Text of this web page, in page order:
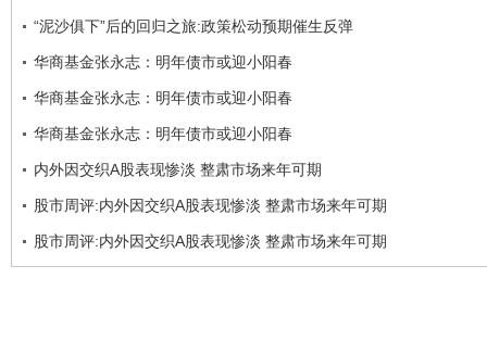
“泥沙俱下”后的回归之旅:政策松动预期催生反弹
华商基金张永志：明年债市或迎小阳春
华商基金张永志：明年债市或迎小阳春
华商基金张永志：明年债市或迎小阳春
内外因交织A股表现惨淡 整肃市场来年可期
股市周评:内外因交织A股表现惨淡 整肃市场来年可期
股市周评:内外因交织A股表现惨淡 整肃市场来年可期